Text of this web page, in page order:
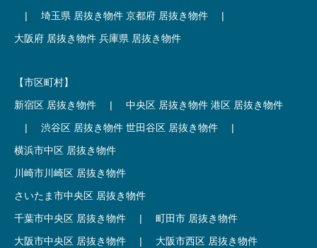
|
埼玉県 居抜き物件 京都府 居抜き物件
|
大阪府 居抜き物件 兵庫県 居抜き物件
【市区町村】
新宿区 居抜き物件
| 中央区 居抜き物件 港区 居抜き物件
|
渋谷区 居抜き物件 世田谷区 居抜き物件
|
横浜市中区 居抜き物件
川崎市川崎区 居抜き物件
さいたま市中央区 居抜き物件
千葉市中央区 居抜き物件
|
町田市 居抜き物件
大阪市中央区 居抜き物件
|
大阪市西区 居抜き物件